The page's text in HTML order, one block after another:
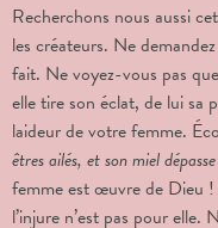
Recherchons nous aussi
les créateurs. Ne
fait. Ne voyez-vous pas
elle tire son éclat, de lui sa
laideur de votre femme.
êtres ailés, et son miel
femme est œuvre de Dieu !
l’injure n’est pas pour elle.